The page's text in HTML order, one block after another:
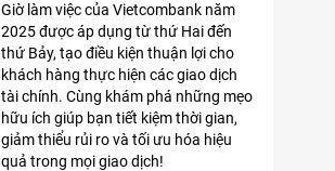
Giờ làm việc của Vietcombank năm
2025 được áp dụng từ thứ Hai đến
thứ Bảy, tạo điều kiện thuận lợi cho
khách hàng thực hiện các giao dịch
tài chính. Cùng khám phá những mẹo
hữu ích giúp bạn tiết kiệm thời gian,
giảm thiểu rủi ro và tối ưu hóa hiệu
quả trong mọi giao dịch!